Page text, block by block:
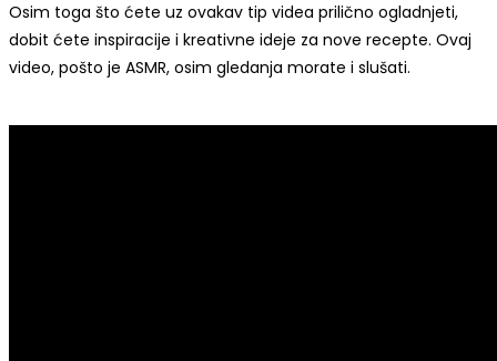
Osim toga što ćete uz ovakav tip videa prilično ogladnjeti,
dobit ćete inspiracije i kreativne ideje za nove recepte. Ovaj
video, pošto je ASMR, osim gledanja morate i slušati.